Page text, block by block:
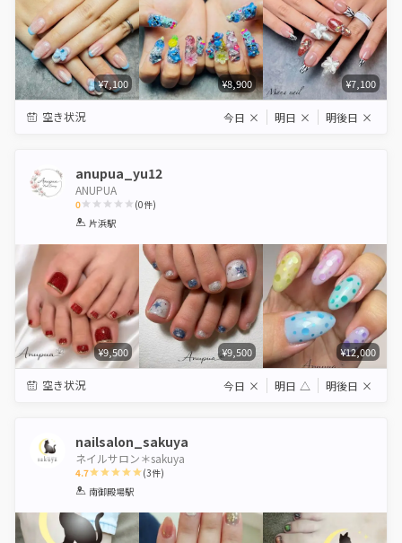
¥7,100 ¥8,900 ¥7,100
空き状況 今日 × 明日 × 明後日 ×
anupua_yu12
ANUPUA
0
1 2 3 4
(0件)
片浜駅
¥9,500 ¥9,500 ¥12,000
空き状況 今日 × 明日 △ 明後日 ×
nailsalon_sakuya
ネイルサロン＊sakuya
4.7
1 2 3 4 5
(3件)
南御殿場駅